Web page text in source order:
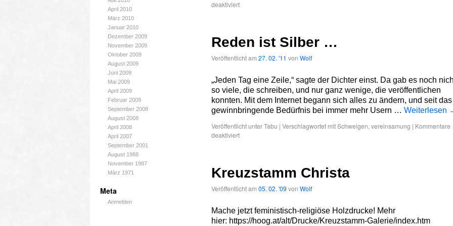
April 2010
März 2010
Januar 2010
Dezember 2009
November 2009
Oktober 2009
August 2009
Juni 2009
Mai 2009
April 2009
Februar 2009
September 2008
August 2008
April 2008
April 2007
September 2001
August 1988
November 1987
März 1971
Meta
Anmelden
deaktiviert
Reden ist Silber …
Veröffentlicht am 27. 02. '11 von Wolf
„Jeden Tag eine Zeile,“ sagte der Dichter einst. Da gab es noch
so viele, die schreiben, und nur ganz wenige, die veröffentlichen
konnten. Mit dem Internet begann sich alles zu ändern, und seit das
gewinnbringende Bedürfnis bei immer mehr Usern … Weiterlesen
Veröffentlicht unterTabu | Verschlagwortet mitSchweigen, vereinsamung | Kommentare
deaktiviert
Kreuzstamm Christa
Veröffentlicht am 05. 02. '09 von Wolf
Mache jetzt feministisch-religiöse Holzdrucke! Mehr
hier: https://hoog.at/alt/Drucke/Kreuzstamm-Galerie/index.htm